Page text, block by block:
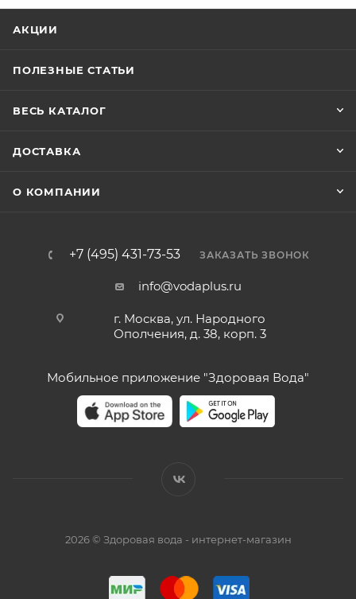
АКЦИИ
ПОЛЕЗНЫЕ СТАТЬИ
ВЕСЬ КАТАЛОГ
ДОСТАВКА
О КОМПАНИИ
+7 (495) 431-73-53 ЗАКАЗАТЬ ЗВОНОК
info@vodaplus.ru
г. Москва, ул. Народного
Ополчения, д. 38, корп. 3
Мобильное приложение "Здоровая Вода"
2026 © Здоровая вода - интернет-магазин